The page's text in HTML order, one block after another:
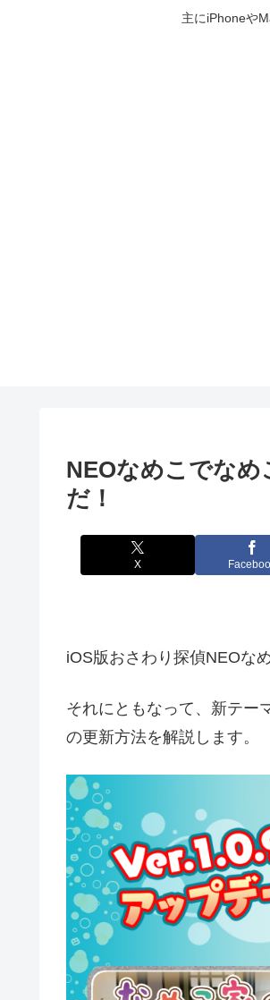
主にiPhoneや
NEOなめこでな
だ！
X
iOS版おさわり探偵NEOな
それにともなって、新テー
の更新方法を解説します。